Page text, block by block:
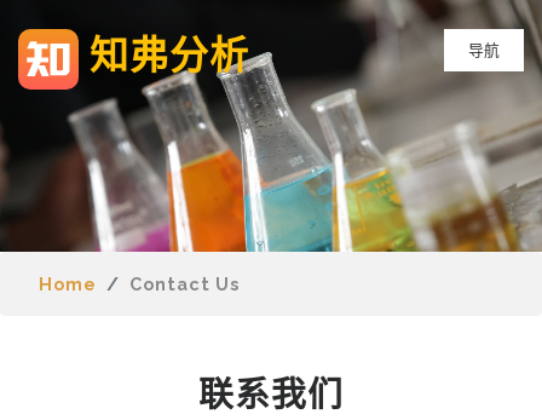
知弗分析 导航
Home Contact Us
联系我们